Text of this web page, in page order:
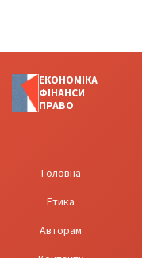
ЕКОНОМІКА
ФІНАНСИ
ПРАВО
Головна
Етика
Авторам